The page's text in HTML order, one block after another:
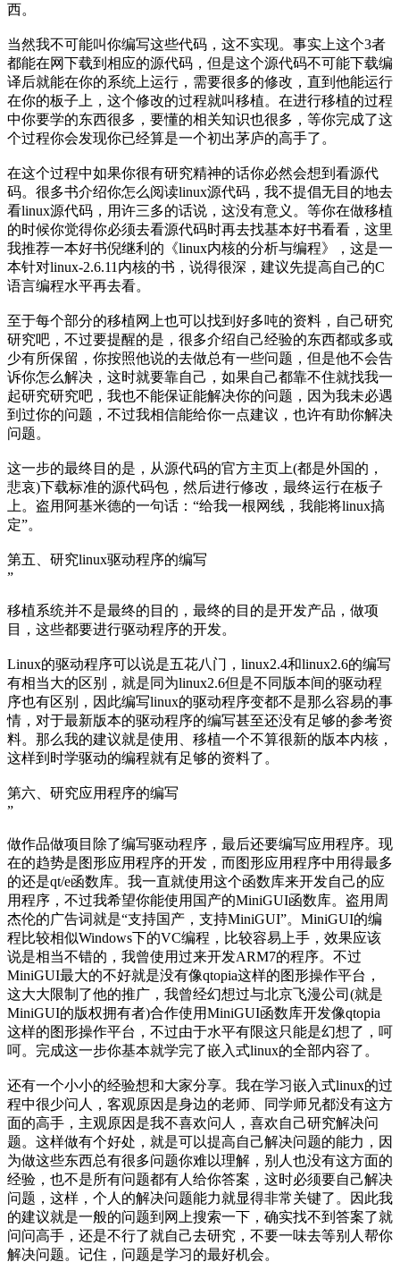
西。
当然我不可能叫你编写这些代码，这不实现。事实上这个3者
都能在网下载到相应的源代码，但是这个源代码不可能下载编
译后就能在你的系统上运行，需要很多的修改，直到他能运行
在你的板子上，这个修改的过程就叫移植。在进行移植的过程
中你要学的东西很多，要懂的相关知识也很多，等你完成了这
个过程你会发现你已经算是一个初出茅庐的高手了。
在这个过程中如果你很有研究精神的话你必然会想到看源代
码。很多书介绍你怎么阅读linux源代码，我不提倡无目的地去
看linux源代码，用许三多的话说，这没有意义。等你在做移植
的时候你觉得你必须去看源代码时再去找基本好书看看，这里
我推荐一本好书倪继利的《linux内核的分析与编程》，这是一
本针对linux-2.6.11内核的书，说得很深，建议先提高自己的C
语言编程水平再去看。
至于每个部分的移植网上也可以找到好多吨的资料，自己研究
研究吧，不过要提醒的是，很多介绍自己经验的东西都或多或
少有所保留，你按照他说的去做总有一些问题，但是他不会告
诉你怎么解决，这时就要靠自己，如果自己都靠不住就找我一
起研究研究吧，我也不能保证能解决你的问题，因为我未必遇
到过你的问题，不过我相信能给你一点建议，也许有助你解决
问题。
这一步的最终目的是，从源代码的官方主页上(都是外国的，
悲哀)下载标准的源代码包，然后进行修改，最终运行在板子
上。盗用阿基米德的一句话：“给我一根网线，我能将linux搞
定”。
第五、研究linux驱动程序的编写
”
移植系统并不是最终的目的，最终的目的是开发产品，做项
目，这些都要进行驱动程序的开发。
Linux的驱动程序可以说是五花八门，linux2.4和linux2.6的编写
有相当大的区别，就是同为linux2.6但是不同版本间的驱动程
序也有区别，因此编写linux的驱动程序变都不是那么容易的事
情，对于最新版本的驱动程序的编写甚至还没有足够的参考资
料。那么我的建议就是使用、移植一个不算很新的版本内核，
这样到时学驱动的编程就有足够的资料了。
第六、研究应用程序的编写
”
做作品做项目除了编写驱动程序，最后还要编写应用程序。现
在的趋势是图形应用程序的开发，而图形应用程序中用得最多
的还是qt/e函数库。我一直就使用这个函数库来开发自己的应
用程序，不过我希望你能使用国产的MiniGUI函数库。盗用周
杰伦的广告词就是“支持国产，支持MiniGUI”。MiniGUI的编
程比较相似Windows下的VC编程，比较容易上手，效果应该
说是相当不错的，我曾使用过来开发ARM7的程序。不过
MiniGUI最大的不好就是没有像qtopia这样的图形操作平台，
这大大限制了他的推广，我曾经幻想过与北京飞漫公司(就是
MiniGUI的版权拥有者)合作使用MiniGUI函数库开发像qtopia
这样的图形操作平台，不过由于水平有限这只能是幻想了，呵
呵。完成这一步你基本就学完了嵌入式linux的全部内容了。
还有一个小小的经验想和大家分享。我在学习嵌入式linux的过
程中很少问人，客观原因是身边的老师、同学师兄都没有这方
面的高手，主观原因是我不喜欢问人，喜欢自己研究解决问
题。这样做有个好处，就是可以提高自己解决问题的能力，因
为做这些东西总有很多问题你难以理解，别人也没有这方面的
经验，也不是所有问题都有人给你答案，这时必须要自己解决
问题，这样，个人的解决问题能力就显得非常关键了。因此我
的建议就是一般的问题到网上搜索一下，确实找不到答案了就
问问高手，还是不行了就自己去研究，不要一味去等别人帮你
解决问题。记住，问题是学习的最好机会。